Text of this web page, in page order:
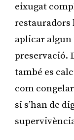
eixugat
restauradors
aplicar
preservació.
també es
com
si s’han de